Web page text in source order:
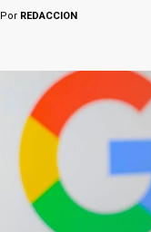
Por REDACCION